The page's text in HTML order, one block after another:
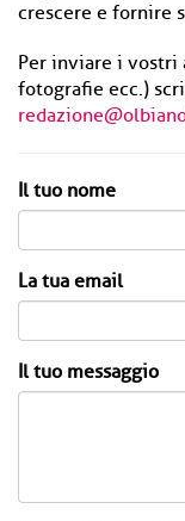
crescere e fornire
Per inviare i vostri
fotografie ecc.)
Il tuo nome
La tua email
Il tuo messaggio